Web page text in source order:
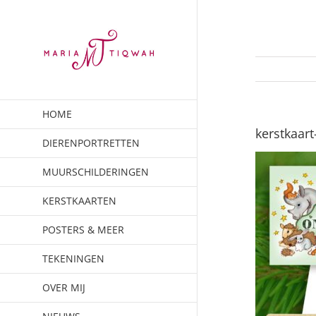
HOME
DIERENPORTRETTEN
MUURSCHILDERINGEN
KERSTKAARTEN
POSTERS & MEER
TEKENINGEN
OVER MIJ